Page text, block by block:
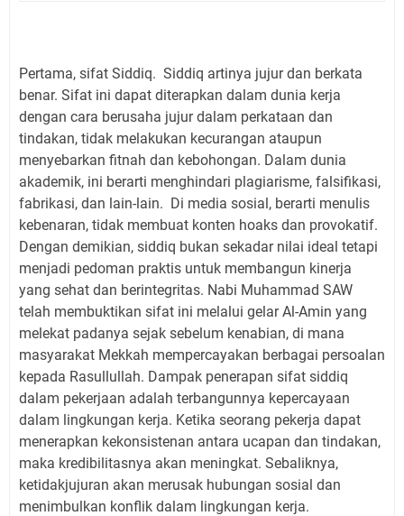
Pertama, sifat Siddiq. Siddiq artinya jujur dan berkata
benar. Sifat ini dapat diterapkan dalam dunia kerja
dengan cara berusaha jujur dalam perkataan dan
tindakan, tidak melakukan kecurangan ataupun
menyebarkan fitnah dan kebohongan. Dalam dunia
akademik, ini berarti menghindari plagiarisme, falsifikasi,
fabrikasi, dan lain-lain. Di media sosial, berarti menulis
kebenaran, tidak membuat konten hoaks dan provokatif.
Dengan demikian, siddiq bukan sekadar nilai ideal tetapi
menjadi pedoman praktis untuk membangun kinerja
yang sehat dan berintegritas. Nabi Muhammad SAW
telah membuktikan sifat ini melalui gelar Al-Amin yang
melekat padanya sejak sebelum kenabian, di mana
masyarakat Mekkah mempercayakan berbagai persoalan
kepada Rasullullah. Dampak penerapan sifat siddiq
dalam pekerjaan adalah terbangunnya kepercayaan
dalam lingkungan kerja. Ketika seorang pekerja dapat
menerapkan kekonsistenan antara ucapan dan tindakan,
maka kredibilitasnya akan meningkat. Sebaliknya,
ketidakjujuran akan merusak hubungan sosial dan
menimbulkan konflik dalam lingkungan kerja.